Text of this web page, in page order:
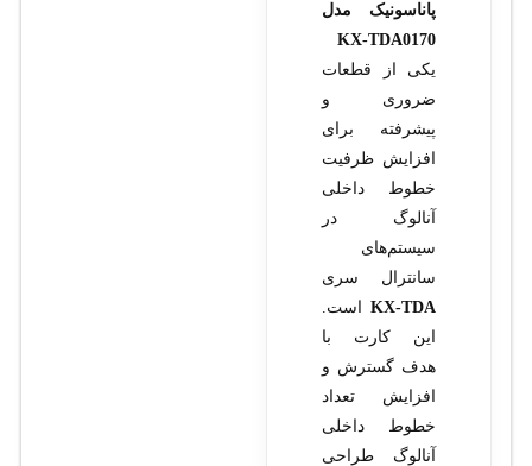
پاناسونیک مدل
KX-TDA0170
یکی از قطعات
ضروری و
پیشرفته برای
افزایش ظرفیت
خطوط داخلی
آنالوگ در
سیستم‌های
سانترال سری
KX-TDAاست.
این کارت با
هدف گسترش و
افزایش تعداد
خطوط داخلی
آنالوگ طراحی